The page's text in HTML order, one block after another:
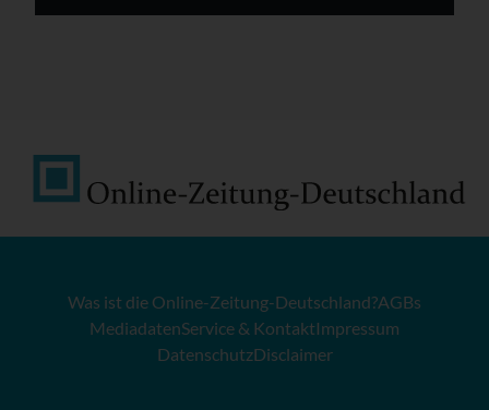
Was ist die Online-Zeitung-Deutschland?AGBs
MediadatenService & KontaktImpressum
DatenschutzDisclaimer